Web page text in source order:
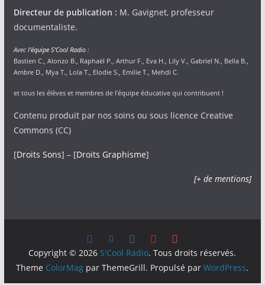
Directeur de publication : M. Gavignet, professeur
documentaliste.
Avec l’équipe S’Cool Radio:
Bastien C., Alonzo B., Raphaël P., Arthur F., Eva H., Lily V., Gabriel N., Bella B.,
Ambre D., Mya T., Lola T., Elodie S., Emilie T., Mehdi C.
et tous les élèves et membres de l’équipe éducative qui contribuent !
Contenu produit par nos soins ou sous licence Creative
Commons (CC)
[Droits Sons] – [Droits Graphisme]
[+ de mentions]
Copyright © 2026 S'Cool Radio. Tous droits réservés.
Theme ColorMag par ThemeGrill. Propulsé parWordPress.